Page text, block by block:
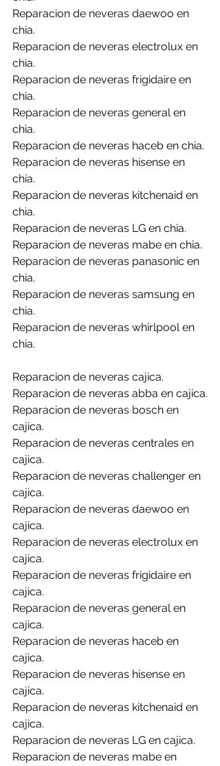
Reparacion de neveras daewoo en
chia.
Reparacion de neveras electrolux en
chia.
Reparacion de neveras frigidaire en
chia.
Reparacion de neveras general en
chia.
Reparacion de neveras haceb en chia.
Reparacion de neveras hisense en
chia.
Reparacion de neveras kitchenaid en
chia.
Reparacion de neveras LG en chia.
Reparacion de neveras mabe en chia.
Reparacion de neveras panasonic en
chia.
Reparacion de neveras samsung en
chia.
Reparacion de neveras whirlpool en
chia.
Reparacion de neveras cajica.
Reparacion de neveras abba en cajica.
Reparacion de neveras bosch en
cajica.
Reparacion de neveras centrales en
cajica.
Reparacion de neveras challenger en
cajica.
Reparacion de neveras daewoo en
cajica.
Reparacion de neveras electrolux en
cajica.
Reparacion de neveras frigidaire en
cajica.
Reparacion de neveras general en
cajica.
Reparacion de neveras haceb en
cajica.
Reparacion de neveras hisense en
cajica.
Reparacion de neveras kitchenaid en
cajica.
Reparacion de neveras LG en cajica.
Reparacion de neveras mabe en